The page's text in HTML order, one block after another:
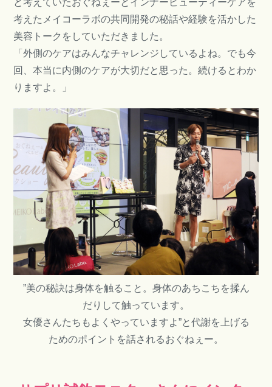
考えたメイコーラボの共同開発の秘話や経験を活かした
美容トークをしていただきました。
「外側のケアはみんなチャレンジしているよね。でも今
回、本当に内側のケアが大切だと思った。続けるとわか
りますよ。」
”美の秘訣は身体を触ること。身体のあちこちを揉ん
だりして触っています。
女優さんたちもよくやっていますよ”と代謝を上げる
ためのポイントを話されるおぐねぇー。